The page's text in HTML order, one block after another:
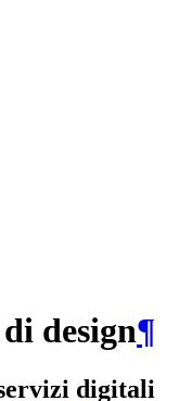
design¶
digitali